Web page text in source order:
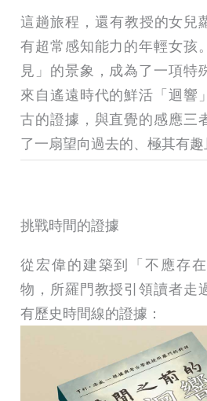
這趟旅程，還有教授的女
有超常感知能力的年輕女孩
見」的景象，成為了一項特
來自遙遠時代的鮮活「迴響
古的證據，與直覺的感應三
了一扇望向過去的、極其有趣
挑戰時間的證據
從宏偉的建築到「不應存
物，所羅門教授引領讀者走
有歷史時間線的證據：